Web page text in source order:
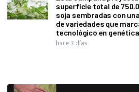
superficie total de
soja sembradas con
de variedades que
tecnológico en
hace 3 días